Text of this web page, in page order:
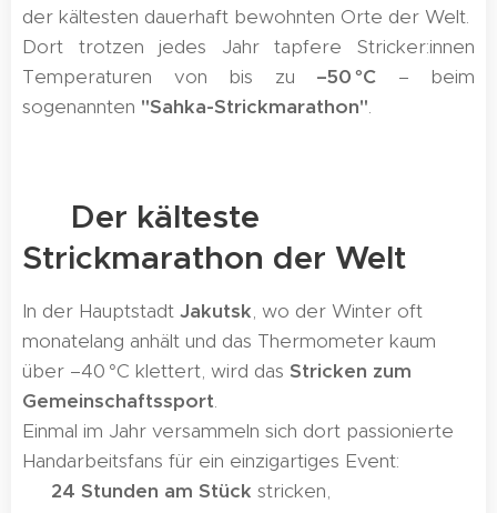
der kältesten dauerhaft bewohnten Orte der Welt.
Dort trotzen jedes Jahr tapfere Stricker:innen
Temperaturen von bis zu –50 °C – beim
sogenannten "Sahka-Strickmarathon".
❄️ Der kälteste
Strickmarathon der Welt
In der Hauptstadt Jakutsk, wo der Winter oft
monatelang anhält und das Thermometer kaum
über –40 °C klettert, wird das Stricken zum
Gemeinschaftssport.
Einmal im Jahr versammeln sich dort passionierte
Handarbeitsfans für ein einzigartiges Event:
24 Stunden am Stück stricken,